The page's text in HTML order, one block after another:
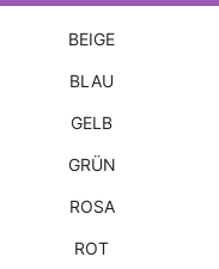
BEIGE
BLAU
GELB
GRÜN
ROSA
ROT